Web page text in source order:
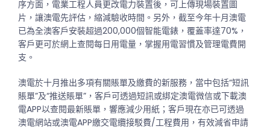
序方面，電業工程人員更改電力裝置後，可上傳現場裝置圖
片，讓澳電先評估，縮減驗收時間。另外，截至今年十月澳電
已為全澳客戶安裝超過200,000個智能電錶，覆蓋率達70%，
客戶更可於網上查閱每日用電量，掌握用電習慣及管理電費開
支。
澳電於十月推出多項有關賬單及繳費的新服務，當中包括“短訊
賬單”及“推送賬單”，客戶可透過短訊或綁定澳電微信或下載澳
電APP以查閱最新賬單，響應減少用紙；客戶現在亦已可透過
澳電網站或澳電APP繳交電纜接駁費/工程費用，有效減省申請